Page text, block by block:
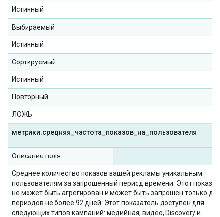
Истинный
Выбираемый
Истинный
Сортируемый
Истинный
Повторный
ЛОЖЬ
метрики.средняя частота показов на пользователя
Описание поля
Среднее количество показов вашей рекламы уникальным
пользователям за запрошенный период времени. Этот
не может быть агрегирован и может быть запрошен только
периодов не более 92 дней. Этот показатель доступен для
следующих типов кампаний: медийная, видео, Discovery и